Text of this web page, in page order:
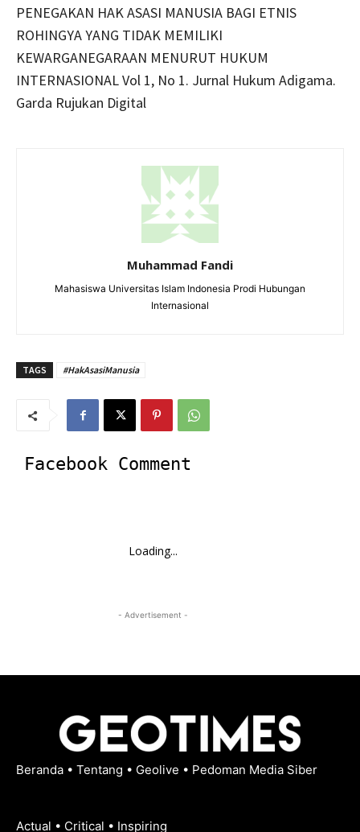
PENEGAKAN HAK ASASI MANUSIA BAGI ETNIS
ROHINGYA YANG TIDAK MEMILIKI
KEWARGANEGARAAN MENURUT HUKUM
INTERNASIONAL Vol 1, No 1. Jurnal Hukum Adigama.
Garda Rujukan Digital
Muhammad Fandi
Mahasiswa Universitas Islam Indonesia Prodi Hubungan
Internasional
TAGS #HakAsasiManusia
Facebook Comment
Loading...
- Advertisement -
Beranda • Tentang • Geolive • Pedoman Media Siber
Actual • Critical • Inspiring